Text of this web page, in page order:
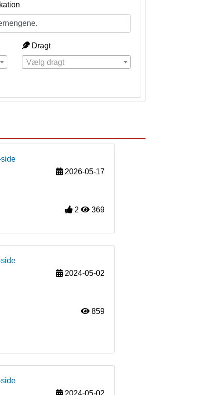
Dragt
Vælg dragt
2026-05-17
2 369
2024-05-02
859